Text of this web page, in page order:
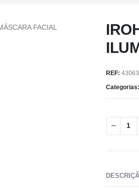
REF:
Categorias: